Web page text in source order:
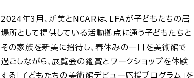
2024年3月、新美とNCARは、LFAが子どもたちの居
場所として提供している活動拠点に通う子どもたちと
その家族を新美に招待し、春休みの一日を美術館で
過ごしながら、展覧会の鑑賞とワークショップを体験